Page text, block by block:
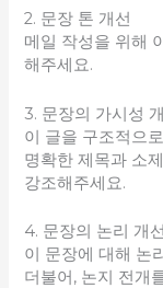
2. 문장 톤 개선
메일 작성을 위해
해주세요.
3. 문장의 가시성
이 글을 구조적으
명확한 제목과 소
강조해주세요.
4. 문장의 논리 개선
이 문장에 대해 논
더불어, 논지 전개